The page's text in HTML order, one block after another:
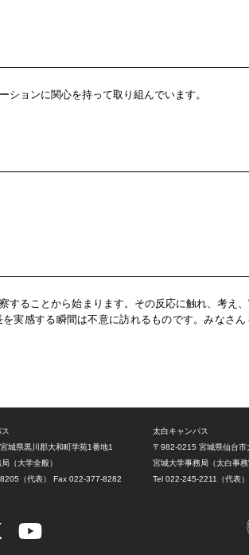
ションに関心を持って取り組んでいます。
することから始まります。その反応に触れ、考え、
実感する瞬間は不意に訪れるものです。みなさ
宮城県黒川郡大和町学苑1番地1
（大学全般）
（代表） Fax 022-377-8282
太白キャンパス
〒982-0215 宮城県仙台
宮城大学事務局（太白事務
Tel 022-245-2211（代表）